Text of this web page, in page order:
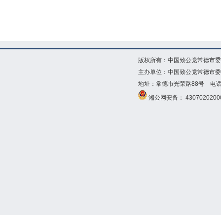
版权所有：中国致公党常德市
主办单位：中国致公党常德市
地址：常德市光荣路88号 电
湘公网安备：